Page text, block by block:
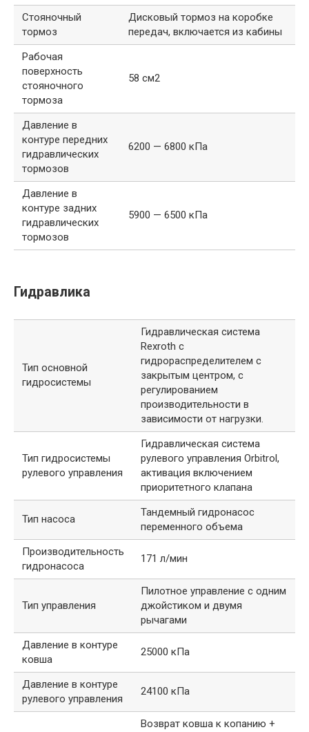
Стояночный
тормоз
Дисковый тормоз на коробке
передач, включается из кабины
Рабочая
поверхность
стояночного
тормоза
58 см2
Давление в
контуре передних
гидравлических
тормозов
6200 — 6800 кПа
Давление в
контуре задних
гидравлических
тормозов
5900 — 6500 кПа
Гидравлика
Тип основной
гидросистемы
Гидравлическая система
Rexroth с
гидрораспределителем с
закрытым центром, с
регулированием
производительности в
зависимости от нагрузки.
Тип гидросистемы
рулевого управления
Гидравлическая система
рулевого управления Orbitrol,
активация включением
приоритетного клапана
Тип насоса
Тандемный гидронасос
переменного объема
Производительность
гидронасоса
171 л/мин
Тип управления
Пилотное управление с одним
джойстиком и двумя
рычагами
Давление в контуре
ковша
25000 кПа
Давление в контуре
рулевого управления
24100 кПа
Возврат ковша к копанию +